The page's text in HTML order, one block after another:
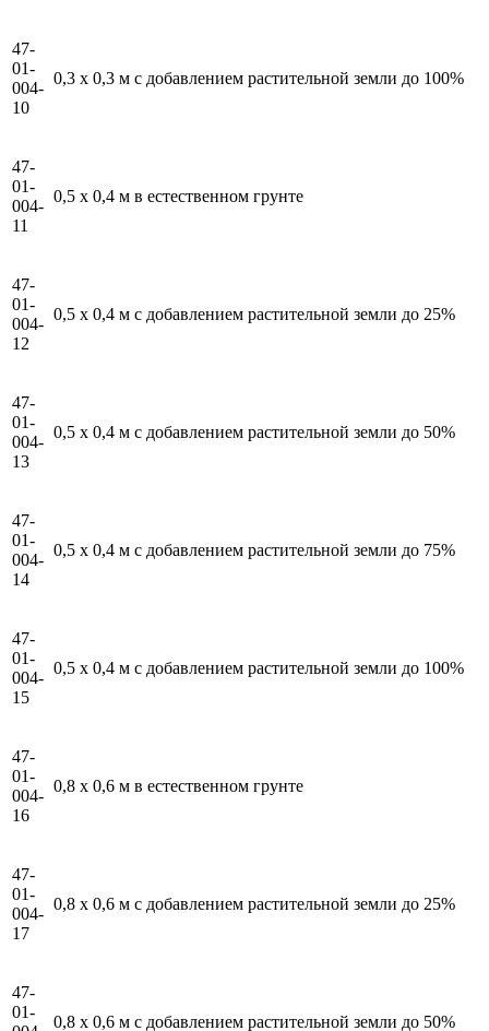
47-
01-
004-
10
0,3 x 0,3 м с добавлением растительной земли до 100%
47-
01-
004-
11
0,5 x 0,4 м в естественном грунте
47-
01-
004-
12
0,5 x 0,4 м с добавлением растительной земли до 25%
47-
01-
004-
13
0,5 x 0,4 м с добавлением растительной земли до 50%
47-
01-
004-
14
0,5 x 0,4 м с добавлением растительной земли до 75%
47-
01-
004-
15
0,5 x 0,4 м с добавлением растительной земли до 100%
47-
01-
004-
16
0,8 x 0,6 м в естественном грунте
47-
01-
004-
17
0,8 x 0,6 м с добавлением растительной земли до 25%
47-
01-
0,8 x 0,6 м с добавлением растительной земли до 50%